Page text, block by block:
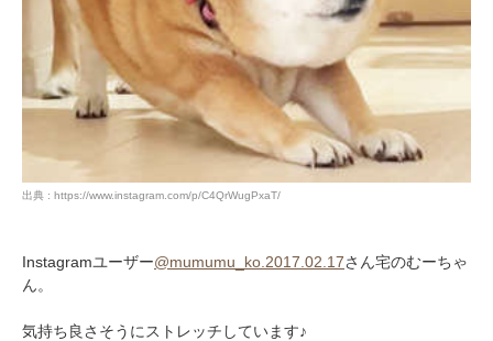
出典 : https://www.instagram.com/p/C4QrWugPxaT/
Instagramユーザー@mumumu_ko.2017.02.17さん宅のむーちゃ
ん。
気持ち良さそうにストレッチしています♪